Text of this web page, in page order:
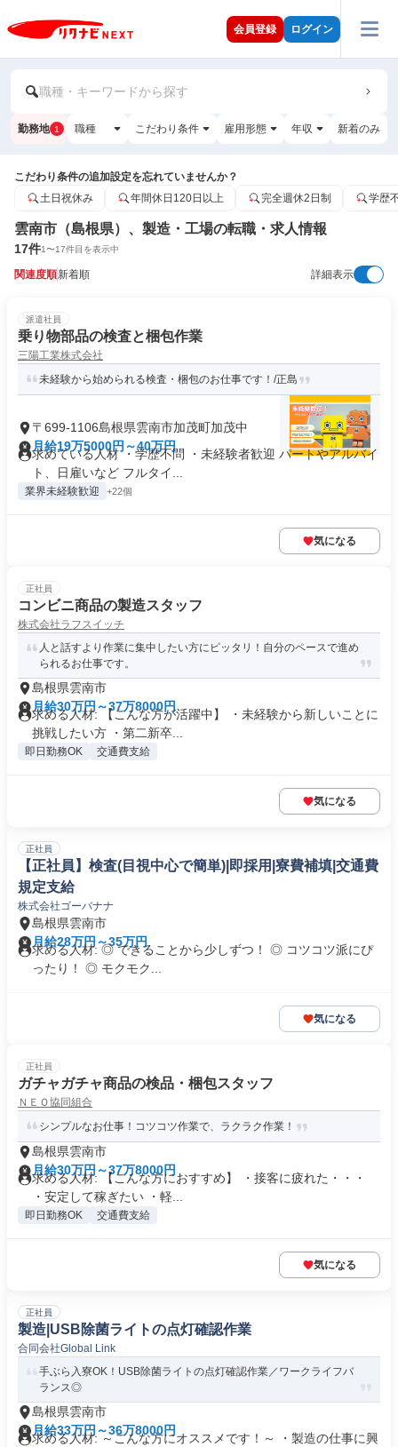
会員登録 ログイン
職種・キーワードから探す
勤務地 1 職種 こだわり条件 雇用形態 年収 新着のみ
こだわり条件の追加設定を忘れていませんか？
土日祝休み
年間休日120日以上 完全週休2日制 学歴
雲南市（島根県）、製造・工場の転職・求人情報
17件1〜17件目を表示中
関連度順新着順 詳細表示
派遣社員
乗り物部品の検査と梱包作業
三陽工業株式会社
未経験から始められる検査・梱包のお仕事です！/正島
〒699-1106島根県雲南市加茂町加茂中
月給19万5000円～40万円
求めている人材 ・学歴不問 ・未経験者歓迎 パートやアルバイ
ト、日雇いなど フルタイ...
業界未経験歓迎 +22個
気になる
正社員
コンビニ商品の製造スタッフ
株式会社ラフスイッチ
人と話すより作業に集中したい方にピッタリ！自分のペースで進め
られるお仕事です。
島根県雲南市
月給30万円～37万8000円
求める人材: 【こんな方が活躍中】 ・未経験から新しいことに
挑戦したい方 ・第二新卒...
即日勤務OK 交通費支給
気になる
正社員
【正社員】検査(目視中心で簡単)|即採用|寮費補填|交通費
規定支給
株式会社ゴーバナナ
島根県雲南市
月給28万円～35万円
求める人材: ◎ できることから少しずつ！ ◎ コツコツ派にぴ
ったり！ ◎ モクモク...
気になる
正社員
ガチャガチャ商品の検品・梱包スタッフ
ＮＥＯ協同組合
シンプルなお仕事！コツコツ作業で、ラクラク作業！
島根県雲南市
月給30万円～37万8000円
求める人材: 【こんな方におすすめ】 ・接客に疲れた・・・
・安定して稼ぎたい ・軽...
即日勤務OK 交通費支給
気になる
正社員
製造|USB除菌ライトの点灯確認作業
合同会社Global Link
手ぶら入寮OK！USB除菌ライトの点灯確認作業／ワークライフバ
ランス◎
島根県雲南市
月給33万円～36万8000円
求める人材: ～こんな方にオススメです！～ ・製造の仕事に興